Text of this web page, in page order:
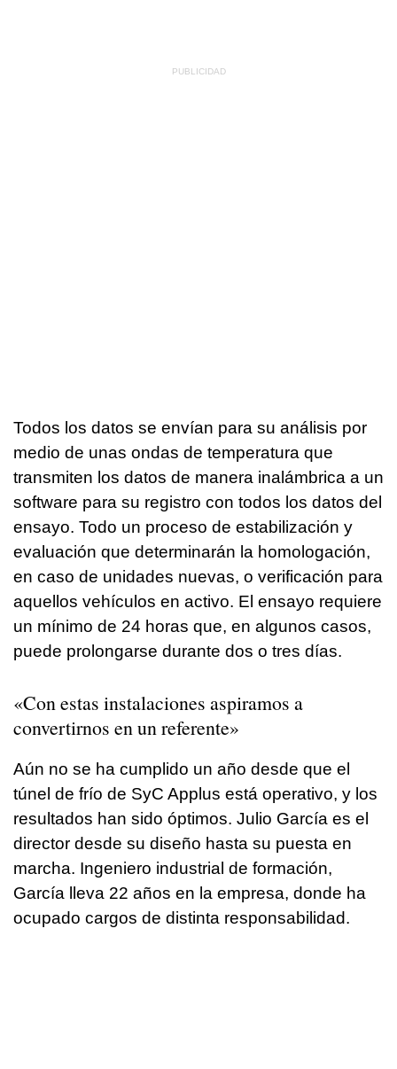
Todos los datos se envían para su análisis por
medio de unas ondas de temperatura que
transmiten los datos de manera inalámbrica a un
software para su registro con todos los datos del
ensayo. Todo un proceso de estabilización y
evaluación que determinarán la homologación,
en caso de unidades nuevas, o verificación para
aquellos vehículos en activo. El ensayo requiere
un mínimo de 24 horas que, en algunos casos,
puede prolongarse durante dos o tres días.
«Con estas instalaciones aspiramos a
convertirnos en un referente»
Aún no se ha cumplido un año desde que el
túnel de frío de SyC Applus está operativo, y los
resultados han sido óptimos. Julio García es el
director desde su diseño hasta su puesta en
marcha. Ingeniero industrial de formación,
García lleva 22 años en la empresa, donde ha
ocupado cargos de distinta responsabilidad.